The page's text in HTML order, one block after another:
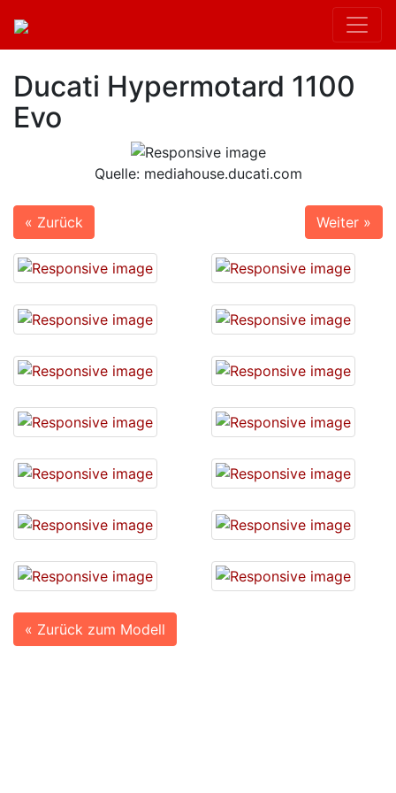
Ducati Hypermotard 1100
Evo
Quelle: mediahouse.ducati.com
« Zurück Weiter »
« Zurück zum Modell